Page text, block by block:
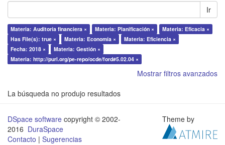
Ir
Materia: Auditoría financiera × Materia: Planificación ×
Materia: Eficacia ×
Has File(s): true ×
Materia: Economía ×
Materia: Eficiencia ×
Fecha: 2018 ×
Materia: Gestión ×
Materia: http://purl.org/pe-repo/ocde/ford#5.02.04 ×
Mostrar filtros avanzados
La búsqueda no produjo resultados
DSpace software copyright © 2002-
2016 DuraSpace
Contacto | Sugerencias
Theme by